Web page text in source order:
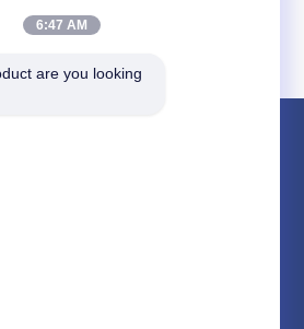
6:47 AM
are you looking